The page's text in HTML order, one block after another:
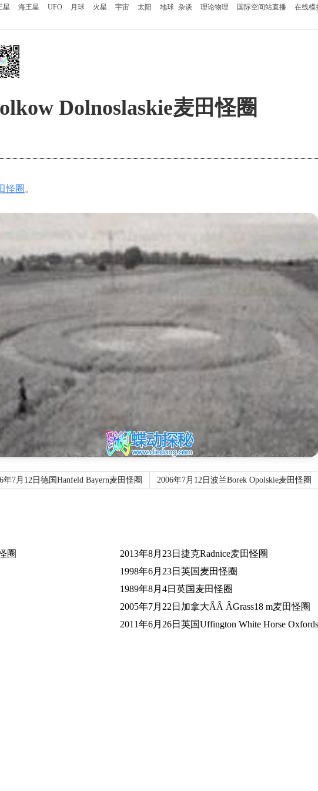
星 海王星 UFO 月球 火星 宇宙 太阳 地球 杂谈 理论物理 国际空间站直播 在线模
Dolnoslaskie麦田怪圈
怪圈 。
年7月12日德国Hanfeld Bayern麦田怪圈 2006年7月12日波兰Borek Opolskie麦田怪圈
圈
2013年8月23日捷克Radnice麦田怪圈
1998年6月23日英国麦田怪圈
1989年8月4日英国麦田怪圈
2005年7月22日加拿大ÂÂ ÂGrass18 m麦田怪圈
2011年6月26日英国Uffington White Horse